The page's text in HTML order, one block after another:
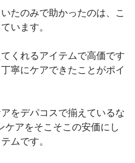
たのみで助かったのは、こ
います。
くれるアイテムで高価です
寧にケアできたことがポイ
をデパコスで揃えているな
ケアをそこそこの安価にし
ムです。